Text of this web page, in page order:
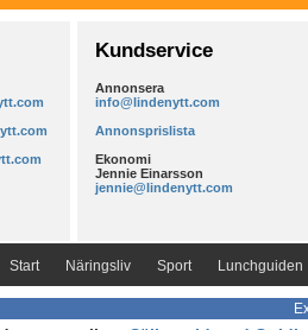
Kundservice
Annonsera
info@lindenytt.com
Annonsprislista
Ekonomi
Jennie Einarsson
jennie@lindenytt.com
Start Näringsliv Sport Lunchguiden